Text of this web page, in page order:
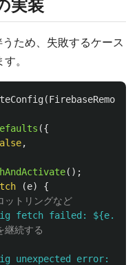
実装
ため、失敗するケース
。
(
({
,
();
(e)
{
トリングなど
fetch failed:
続する
unexpected error: